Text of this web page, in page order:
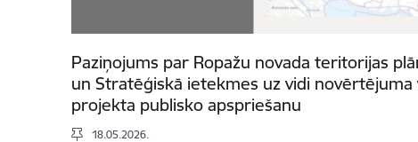
Paziņojums par Ropažu novada teritorijas
un Stratēģiskā ietekmes uz vidi novērtējuma
projekta publisko apspriešanu
18.05.2026.